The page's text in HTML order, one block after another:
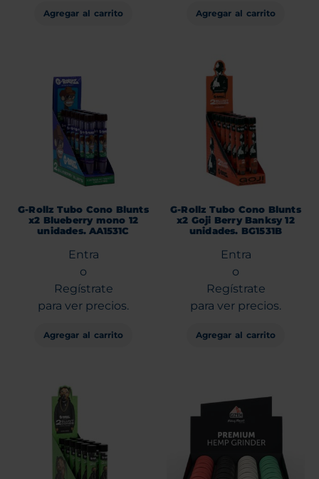
Agregar al carrito Agregar al carrito
G-Rollz Tubo Cono Blunts
x2 Blueberry mono 12
unidades. AA1531C
Entra
o
Regístrate
para ver precios.
Agregar al carrito
G-Rollz Tubo Cono Blunts
x2 Goji Berry Banksy 12
unidades. BG1531B
Entra
o
Regístrate
para ver precios.
Agregar al carrito